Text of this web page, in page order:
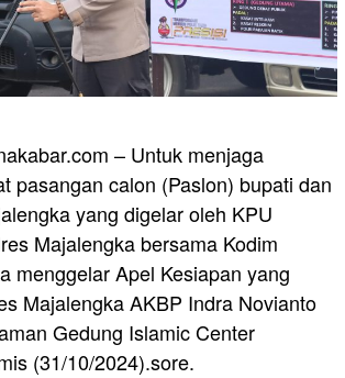
– Untuk menjaga
pasangan calon (Paslon) bupati dan
yang digelar oleh KPU
Majalengka bersama Kodim
menggelar Apel Kesiapan yang
Majalengka AKBP Indra Novianto
Gedung Islamic Center
(31/10/2024).sore.